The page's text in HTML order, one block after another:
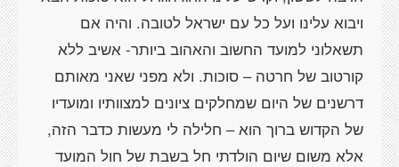
ויבוא עלינו ועל כל עם ישראל לטובה. והיה אם
תשאלוני למועד החשוב והאהוב ביותר- אשיב ללא
קורטוב של חרטה – סוכות. ולא מפני שאני מאותם
דרשנים של היום שמחלקים ציונים למצוותיו ומועדיו
של הקדוש ברוך הוא – חלילה לי מעשות כדבר הזה,
אלא משום שיום הולדתי חל בשבת של חול המועד